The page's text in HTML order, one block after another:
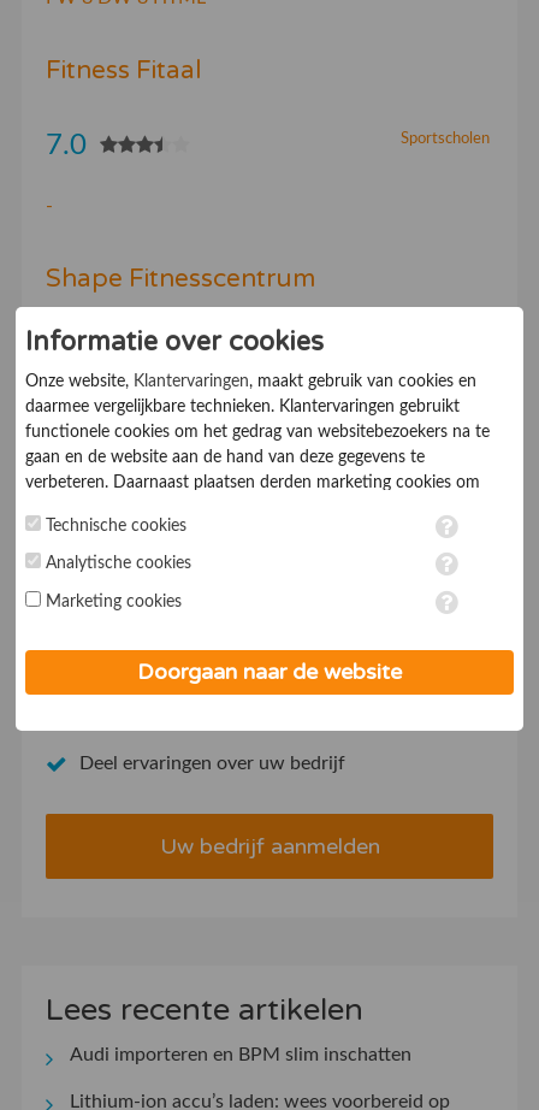
Fitness Fitaal
Sportscholen
7.0
-
Shape Fitnesscentrum
7.0
FItnesscentrum Shape | Ooststraat 42, 4421 EC,
Kapelle. tel. (0113) 344601
2 4 175
Aanmelden als bedrijf
Deel ervaringen over uw bedrijf
Uw bedrijf aanmelden
Lees recente artikelen
Audi importeren en BPM slim inschatten
Lithium-ion accu’s laden: wees voorbereid op
Informatie over cookies
Onze website, Klantervaringen, maakt gebruik van cookies en
daarmee vergelijkbare technieken. Klantervaringen gebruikt
functionele cookies om het gedrag van websitebezoekers na te
gaan en de website aan de hand van deze gegevens te
verbeteren. Daarnaast plaatsen derden marketing cookies om
marketing cookies worden persoonsgegevens verwerkt. Je geeft
toestemming voor deze verwerking wanneer je hieronder een
op ieder moment aanpassen in de
. Lees voor meer
Technische cookies
Analytische cookies
Marketing cookies
Doorgaan naar de website